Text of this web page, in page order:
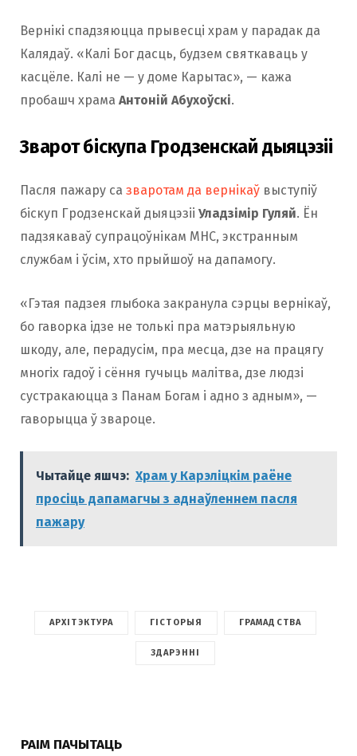
Вернікі спадзяюцца прывесці храм у парадак да
Калядаў. «Калі Бог дасць, будзем святкаваць у
касцёле. Калі не — у доме Карытас», — кажа
пробашч храма Антоній Абухоўскі.
Зварот біскупа Гродзенскай дыяцэзіі
Пасля пажару са зваротам да вернікаў выступіў
біскуп Гродзенскай дыяцэзіі Уладзімір Гуляй. Ён
падзякаваў супрацоўнікам МНС, экстранным
службам і ўсім, хто прыйшоў на дапамогу.
«Гэтая падзея глыбока закранула сэрцы вернікаў,
бо гаворка ідзе не толькі пра матэрыяльную
шкоду, але, перадусім, пра месца, дзе на працягу
многіх гадоў і сёння гучыць малітва, дзе людзі
сустракаюцца з Панам Богам і адно з адным», —
гаворыцца ў звароце.
Чытайце яшчэ: Храм у Карэліцкім раёне
просіць дапамагчы з аднаўленнем пасля
пажару
АРХІТЭКТУРА ГІСТОРЫЯ ГРАМАДСТВА
ЗДАРЭННІ
РАІМ ПАЧЫТАЦЬ